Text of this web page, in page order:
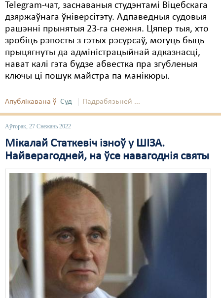
Telegram-чат, заснаваныя студэнтамі Віцебскага
дзяржаўнага ўніверсітэту. Адпаведныя судовыя
рашэнні прынятыя 23-га снежня. Цяпер тыя, хто
зробіць рэпосты з гэтых рэсурсаў, могуць быць
прыцягнуты да адміністрацыйнай адказнасці,
нават калі гэта будзе абвестка пра згубленыя
ключы ці пошук майстра па манікюры.
Апублікавана ў Суд Падрабязьней ...
Аўторак, 27 Снежань 2022
Мікалай Статкевіч ізноў у ШІЗА.
Найверагодней, на ўсе навагоднія святы
Пэнітэнцыярная сыстэма
Распальваньне варожасьці
Рознае
Свабода слова
Суд
Сьмяротнае пакараньне
Экалёгія
Правы працоўных
Сацыяльныя правы